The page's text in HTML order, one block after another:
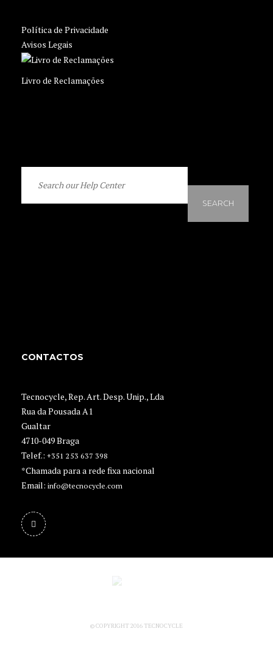
Política de Privacidade
Avisos Legais
Livro de Reclamações
SEARCH
CONTACTOS
Tecnocycle, Rep. Art. Desp. Unip., Lda
Rua da Pousada A1
Gualtar
4710-049 Braga
Telef.: +351 253 637 398
*Chamada para a rede fixa nacional
Email: info@tecnocycle.com
© COPYRIGHT 2016 TECNOCYCLE